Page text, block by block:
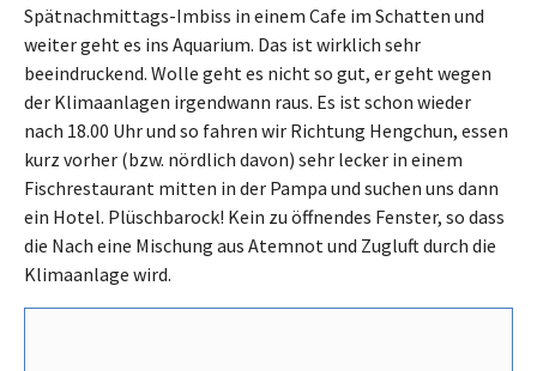
Spätnachmittags-Imbiss in einem Cafe im Schatten und
weiter geht es ins Aquarium. Das ist wirklich sehr
beeindruckend. Wolle geht es nicht so gut, er geht wegen
der Klimaanlagen irgendwann raus. Es ist schon wieder
nach 18.00 Uhr und so fahren wir Richtung Hengchun, essen
kurz vorher (bzw. nördlich davon) sehr lecker in einem
Fischrestaurant mitten in der Pampa und suchen uns dann
ein Hotel. Plüschbarock! Kein zu öffnendes Fenster, so dass
die Nach eine Mischung aus Atemnot und Zugluft durch die
Klimaanlage wird.